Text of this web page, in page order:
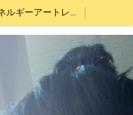
エネルギーアートレッスン料金